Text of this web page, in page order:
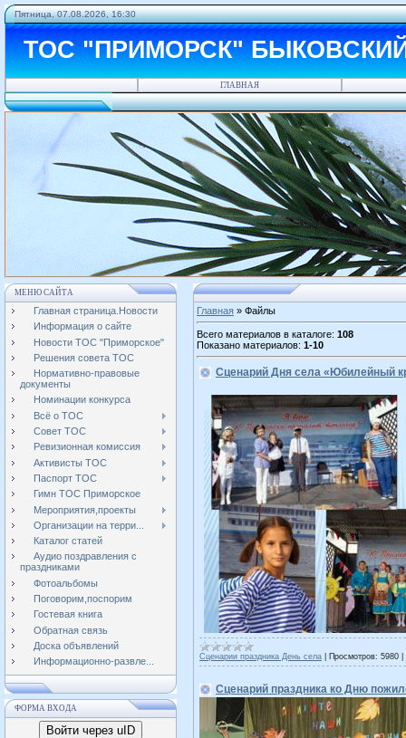
Пятница, 07.08.2026, 16:30
ТОС "ПРИМОРСК"
ГЛАВНАЯ
МЕНЮ САЙТА
Главная страница.Новости
Информация о сайте
Новости ТОС "Приморское"
Решения совета ТОС
Нормативно-правовые
документы
Номинации конкурса
Всё о ТОС
Совет ТОС
Ревизионная комиссия
Активисты ТОС
Паспорт ТОС
Гимн ТОС Приморское
Мероприятия,проекты
Организации на терри...
Каталог статей
Аудио поздравления с
праздниками
Фотоальбомы
Поговорим,поспорим
Гостевая книга
Обратная связь
Доска объявлений
Информационно-развле...
ФОРМА ВХОДА
Войти через uID
Главная » Файлы
Всего материалов в каталоге: 108
Показано материалов: 1-10
Сценарий Дня села «Юбилейный
Сценарии праздника День села Просмотров: 5980
Сценарий праздника ко Дню